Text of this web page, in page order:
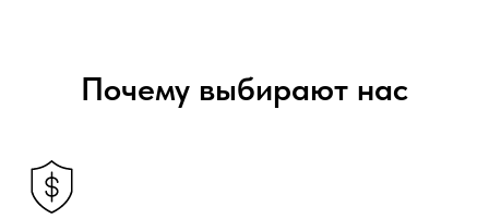
Почему выбирают нас